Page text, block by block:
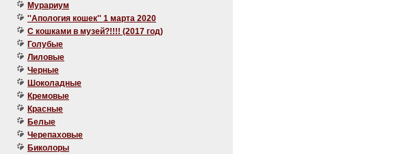
Мурариум
''Апология кошек'' 1 марта 2020
C кошками в музей?!!!! (2017 год)
Голубые
Лиловые
Черные
Шоколадные
Кремовые
Красные
Белые
Черепаховые
Биколоры